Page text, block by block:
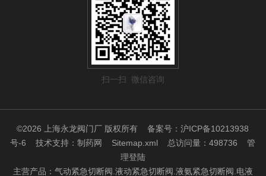
扫一扫 微信咨询
©2026 上海永龙阀门厂 版权所有备案号：沪ICP备10213938
号-6 技术支持：制药网 Sitemap.xml 总访问量：498736管
理登陆
主营产品：气动紧急切断阀.液动紧急切断阀.液氨紧急切断阀.电液